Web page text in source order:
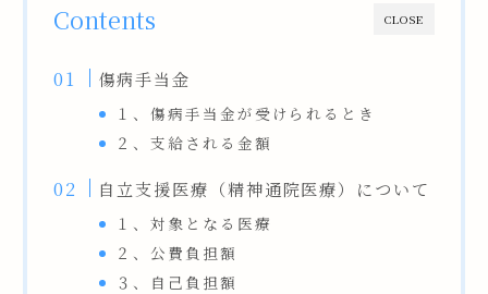
CLOSE
Contents
傷病手当金
１、傷病手当金が受けられるとき
２、支給される金額
自立支援医療（精神通院医療）について
１、対象となる医療
２、公費負担額
３、自己負担額